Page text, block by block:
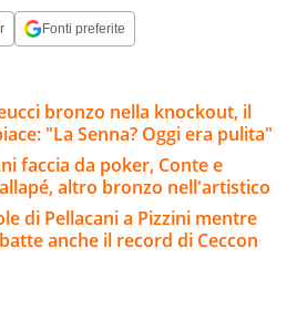
Fonti preferite
bronzo nella knockout, il
"La Senna? Oggi era pulita"
faccia da poker, Conte e
altro bronzo nell'artistico
di Pellacani a Pizzini mentre
anche il record di Ceccon